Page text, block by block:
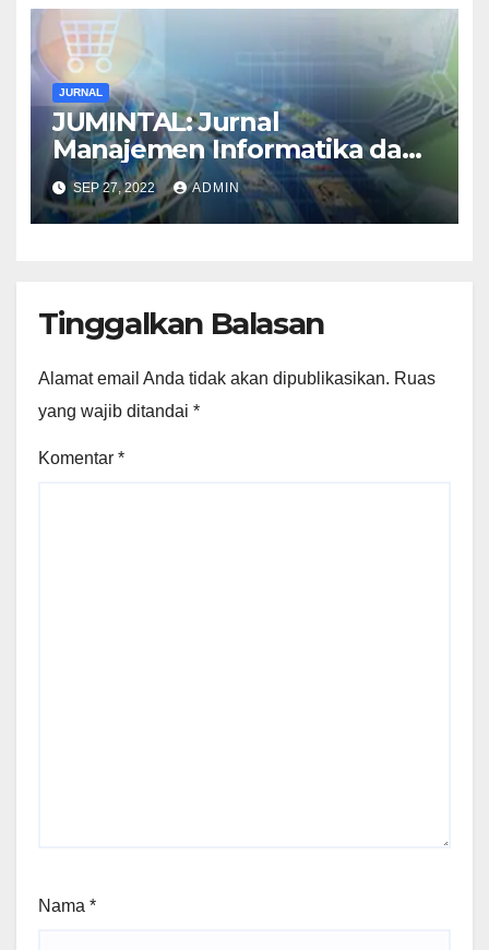
JURNAL
JUMINTAL: Jurnal
Manajemen Informatika dan
Bisnis Digital
SEP 27, 2022 ADMIN
Tinggalkan Balasan
Alamat email Anda tidak akan dipublikasikan. Ruas
yang wajib ditandai *
Komentar *
Nama *